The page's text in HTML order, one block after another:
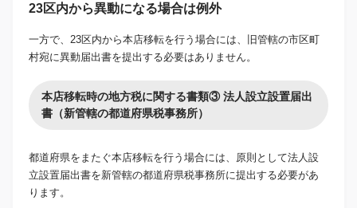
23区内から異動になる場合は例外
一方で、23区内から本店移転を行う場合には、旧管轄の市区町
村宛に異動届出書を提出する必要はありません。
本店移転時の地方税に関する書類③ 法人設立設置届出
書（新管轄の都道府県税事務所）
都道府県をまたぐ本店移転を行う場合には、原則として法人設
立設置届出書を新管轄の都道府県税事務所に提出する必要があ
ります。